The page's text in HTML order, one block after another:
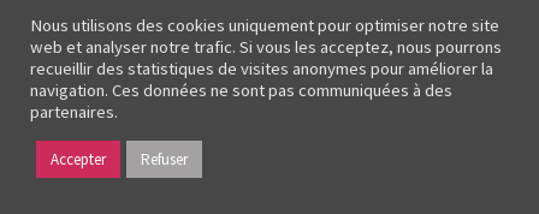
De gauche à droite : Eric Morisse, Vice-Président territorial emploi et
de Saint-Denis en charge du développement économique, de
l'emploi et de l'insertion, Animya N’Tchandy, Sous-préfète de Saint-
Nous utilisons des cookies uniquement pour optimiser notre site
web et analyser notre trafic. Si vous les acceptez, nous pourrons
recueillir des statistiques de visites anonymes pour améliorer la
navigation. Ces données ne sont pas communiquées à des
partenaires.
Accepter Refuser